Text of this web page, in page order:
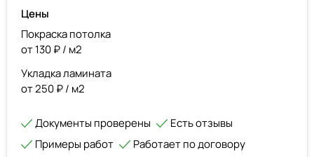
Цены
Покраска потолка
от 130 ₽ / м2
Укладка ламината
от 250 ₽ / м2
Документы проверены
Есть отзывы
Примеры работ
Работает по договору